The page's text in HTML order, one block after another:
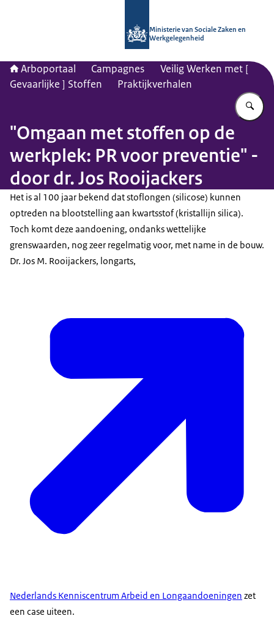
Ministerie van Sociale Zaken en
Werkgelegenheid
Arboportaal Campagnes
Veilig Werken met [
Gevaarlijke ] Stoffen
Praktijkverhalen
"Omgaan met stoffen op de
werkplek: PR voor preventie" -
door dr. Jos Rooijackers
Het is al 100 jaar bekend dat stoflongen (silicose) kunnen
optreden na blootstelling aan kwartsstof (kristallijn silica).
Toch komt deze aandoening, ondanks wettelijke
grenswaarden, nog zeer regelmatig voor, met name in de bouw.
Dr. Jos M. Rooijackers, longarts,
Nederlands Kenniscentrum Arbeid en Longaandoeningen zet
een case uiteen.